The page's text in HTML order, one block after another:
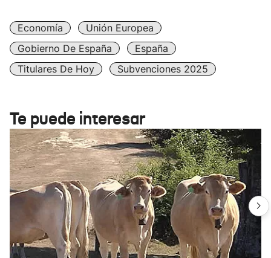
Economía
Unión Europea
Gobierno De España
España
Titulares De Hoy
Subvenciones 2025
Te puede interesar